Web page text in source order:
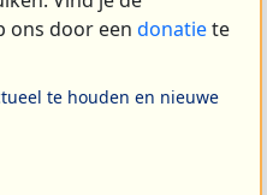
ons door een donatiete
te houden en nieuwe